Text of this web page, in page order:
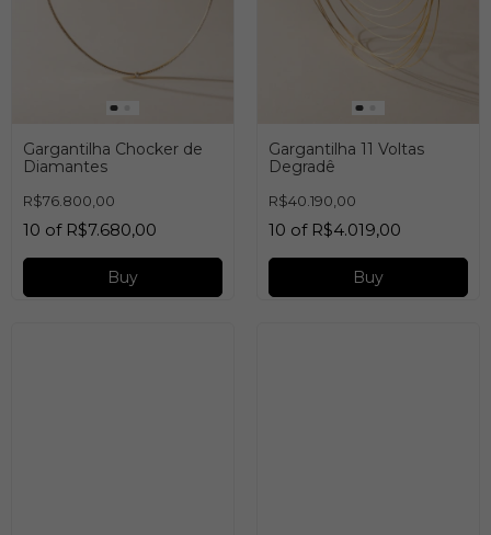
Gargantilha Chocker de
Diamantes
R$76.800,00
10 of R$7.680,00
Gargantilha 11 Voltas
Degradê
R$40.190,00
10 of R$4.019,00